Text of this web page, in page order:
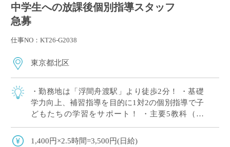
中学生への放課後個別指導スタッフ
急募
仕事NO：KT26-G2038
東京都北区
・勤務地は「浮間舟渡駅」より徒歩2分！ ・基礎
学力向上、補習指導を目的に1対2の個別指導で子
どもたちの学習をサポート！ ・主要5教科（国
科からの指導でOK！
1,400円×2.5時間=3,500円(日給)